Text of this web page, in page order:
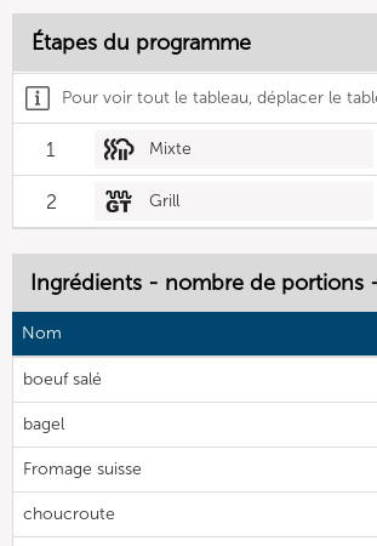
Étapes du programme
Pour voir tout le tableau, déplacer le
1 Mixte
2 Grill
Ingrédients - nombre de portions
Nom
boeuf salé
bagel
Fromage suisse
choucroute